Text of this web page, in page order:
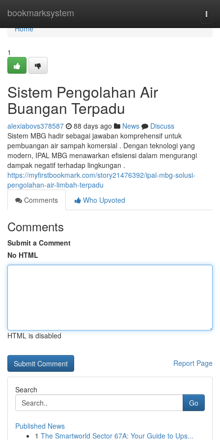
bookmarksystem
Home
Home
1
Sistem Pengolahan Air
Buangan Terpadu
alexiabovs378587 88 days ago News
Discuss
Sistem MBG hadir sebagai jawaban komprehensif untuk
pembuangan air sampah komersial . Dengan teknologi yang
modern, IPAL MBG menawarkan efisiensi dalam mengurangi
dampak negatif terhadap lingkungan .
https://myfirstbookmark.com/story21476392/ipal-mbg-solusi-
pengolahan-air-limbah-terpadu
Comments
Who Upvoted
Comments
Submit a Comment
No HTML
HTML is disabled
Report Page
Search
Go
Published News
1 The Smartworld Sector 67A: Your Guide to Ups...